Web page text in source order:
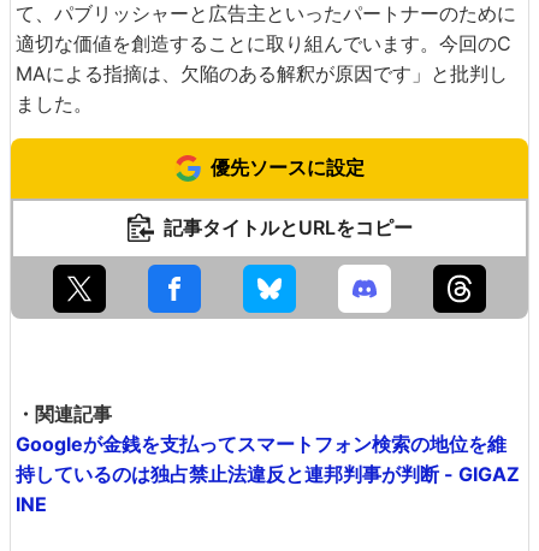
て、パブリッシャーと広告主といったパートナーのために
適切な価値を創造することに取り組んでいます。今回のC
MAによる指摘は、欠陥のある解釈が原因です」と批判し
ました。
優先ソースに設定
記事タイトルとURLをコピー
・関連記事
Googleが金銭を支払ってスマートフォン検索の地位を維
持しているのは独占禁止法違反と連邦判事が判断 - GIGAZ
INE